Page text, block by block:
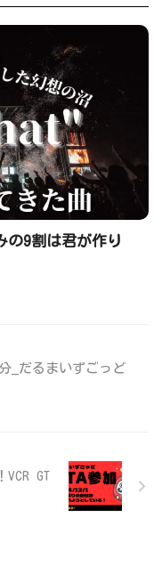
の9割は君が作り
_だるまいずごっど
GT